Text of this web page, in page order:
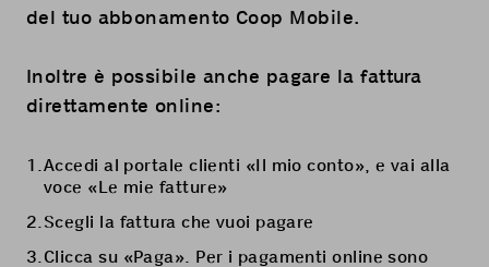
del tuo abbonamento Coop Mobile.
Inoltre è possibile anche pagare la fattura
direttamente online:
Accedi al portale clienti «Il mio conto», e vai alla
voce «Le mie fatture»
Scegli la fattura che vuoi pagare
Clicca su «Paga». Per i pagamenti online sono